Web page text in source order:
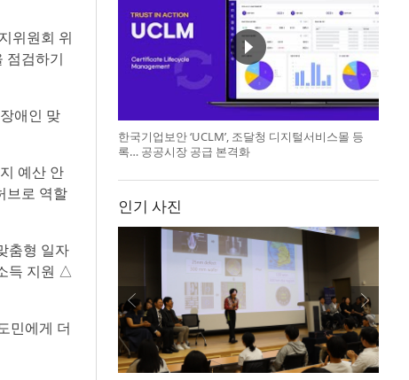
위원회 위
점검하기
애인 맞
예산 안
브로 역할
춤형 일자
득 지원 △
민에게 더
한국기업보안 ‘UCLM’, 조달청 디지털서비스몰 등
록… 공공시장 공급 본격화
인기 사진